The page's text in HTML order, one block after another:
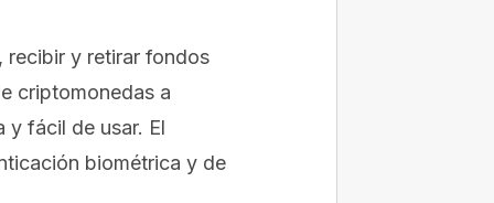
recibir y retirar fondos
criptomonedas a
y fácil de usar. El
biométrica y de